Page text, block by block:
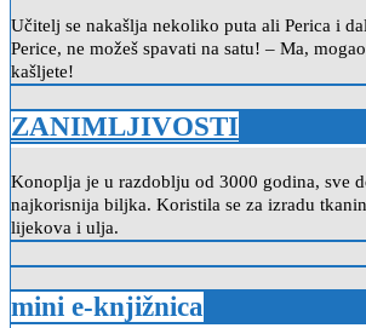
Učitelj se nakašlja nekoliko puta ali Perica i
Perice, ne možeš spavati na satu! – Ma,
kašljete!
ZANIMLJIVOSTI
Konoplja je u razdoblju od 3000 godina, sve
najkorisnija biljka. Koristila se za izradu
lijekova i ulja.
mini e-knjižnica